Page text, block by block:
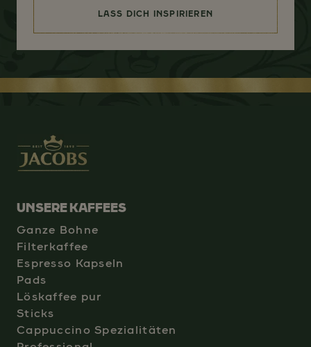
LASS DICH INSPIRIEREN
UNSERE KAFFEES
Ganze Bohne
Filterkaffee
Espresso Kapseln
Pads
Löskaffee pur
Sticks
Cappuccino Spezialitäten